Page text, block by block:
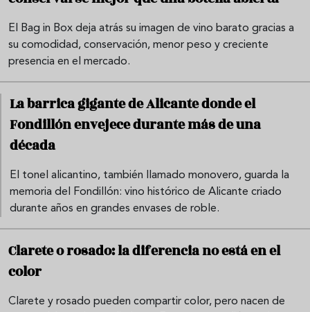
El Bag in Box deja atrás su imagen de vino barato gracias a
su comodidad, conservación, menor peso y creciente
presencia en el mercado.
La barrica gigante de Alicante donde el
Fondillón envejece durante más de una
década
El tonel alicantino, también llamado monovero, guarda la
memoria del Fondillón: vino histórico de Alicante criado
durante años en grandes envases de roble.
Clarete o rosado: la diferencia no está en el
color
Clarete y rosado pueden compartir color, pero nacen de